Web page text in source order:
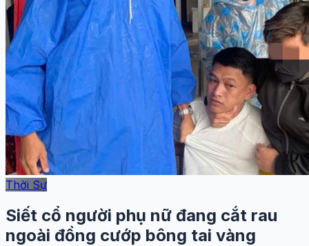
Thời Sự
Siết cổ người phụ nữ đang cắt rau
ngoài đồng cướp bông tai vàng